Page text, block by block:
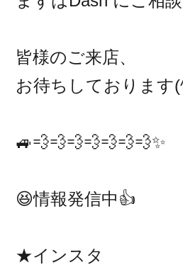
皆様のご来店、
お待ちしております
🚙💨💨💨💨💨💨💨✨
😆情報発信中👍
★インスタ